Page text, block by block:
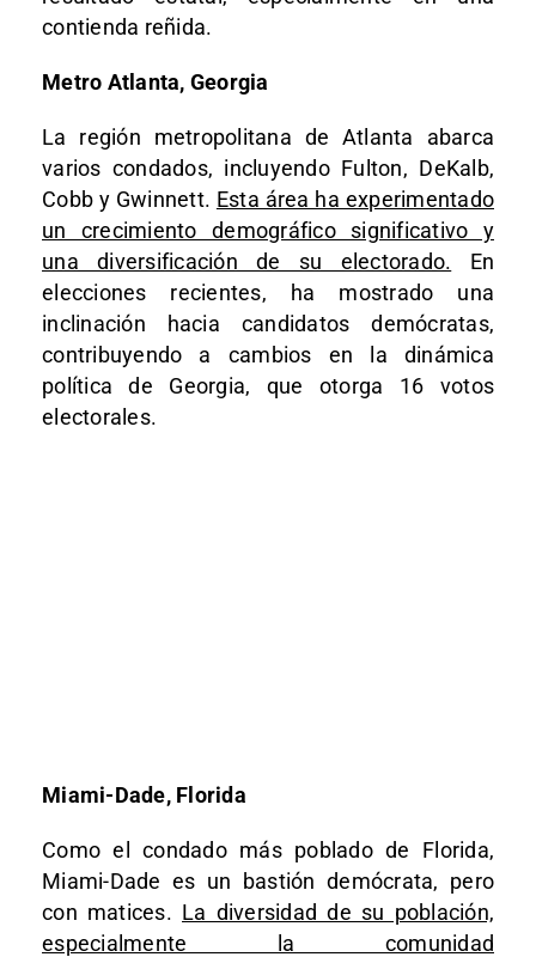
contienda reñida.
Metro Atlanta, Georgia
La región metropolitana de Atlanta abarca
varios condados, incluyendo Fulton, DeKalb,
Cobb y Gwinnett. Esta área ha experimentado
un crecimiento demográfico significativo y
una diversificación de su electorado. En
elecciones recientes, ha mostrado una
inclinación hacia candidatos demócratas,
contribuyendo a cambios en la dinámica
política de Georgia, que otorga 16 votos
electorales.
Miami-Dade, Florida
Como el condado más poblado de Florida,
Miami-Dade es un bastión demócrata, pero
con matices. La diversidad de su población,
especialmente la comunidad